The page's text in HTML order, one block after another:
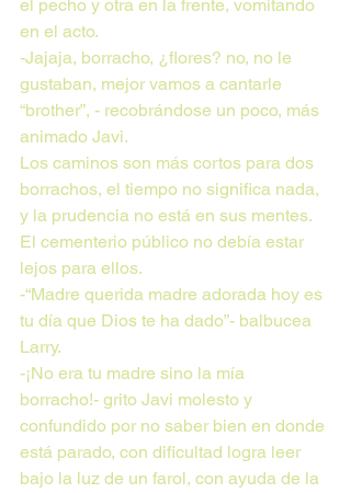
el pecho y otra en la frente, vomitando
en el acto.
-Jajaja, borracho, ¿flores? no, no le
gustaban, mejor vamos a cantarle
“brother”, - recobrándose un poco, más
animado Javi.
Los caminos son más cortos para dos
borrachos, el tiempo no significa nada,
y la prudencia no está en sus mentes.
El cementerio público no debía estar
lejos para ellos.
-“Madre querida madre adorada hoy es
tu día que Dios te ha dado”- balbucea
Larry.
-¡No era tu madre sino la mía
borracho!- grito Javi molesto y
confundido por no saber bien en donde
está parado, con dificultad logra leer
bajo la luz de un farol, con ayuda de la